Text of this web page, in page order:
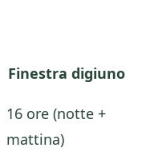
Finestra digiuno
16 ore (notte +
mattina)